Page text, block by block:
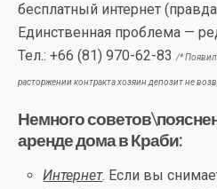
бесплатный интернет
Единственная проблема —
Тел.: +66 (81) 970-62-83 /*
расторжении контракта хозяин депозит не
Немного
аренде дома в Краби:
Интернет. Если вы